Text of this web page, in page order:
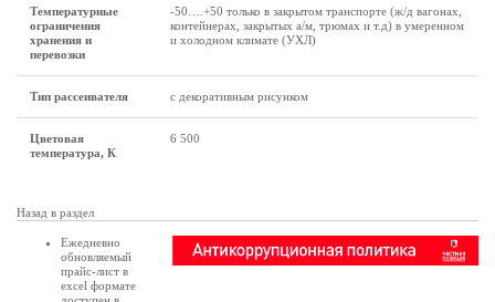
Температурные
ограничения
хранения и
перевозки
-50….+50 только в закрытом транспорте (ж/д вагонах,
контейнерах, закрытых а/м, трюмах и т.д) в умеренном
и холодном климате (УХЛ)
Тип рассеивателя с декоративным рисунком
Цветовая
температура, К
6 500
Назад в раздел
Ежедневно
обновляемый
прайс-лист в
excel формате